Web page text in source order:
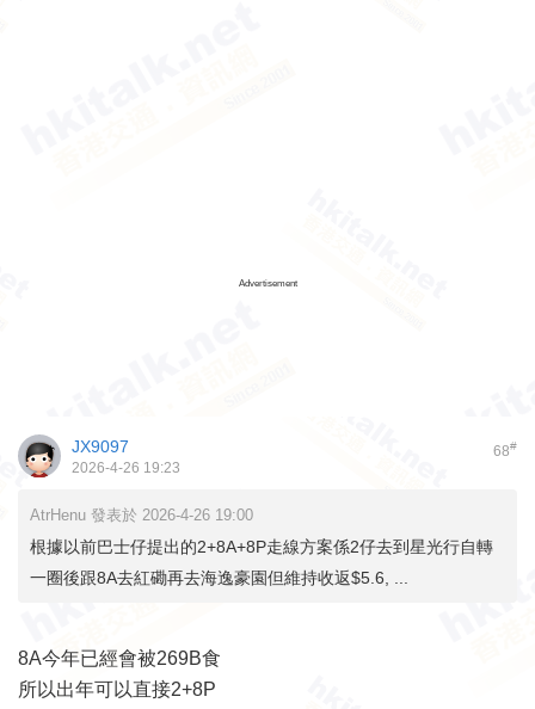
Advertisement
68#
JX9097
2026-4-26 19:23
AtrHenu 發表於 2026-4-26 19:00
根據以前巴士仔提出的2+8A+8P走線方案係2仔去到星光行自轉
一圈後跟8A去紅磡再去海逸豪園但維持收返$5.6, ...
8A今年已經會被269B食
所以出年可以直接2+8P